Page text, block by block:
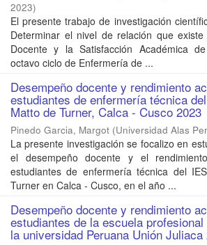
2023)
El presente trabajo de investigación
Determinar el nivel de relación que
Docente y la Satisfacción Académica
octavo ciclo de Enfermería de ...
Desempeño docente y rendimiento
estudiantes de enfermería técnica
Matto de Turner, Calca - Cusco 2023
Pinedo Garcia, Margot (Universidad Alas
La presente investigación se focalizo en
el desempeño docente y el
estudiantes de enfermería técnica del
Turner en Calca - Cusco, en el año ...
Desempeño docente y rendimiento
estudiantes de la escuela
la universidad Peruana Unión Juliaca